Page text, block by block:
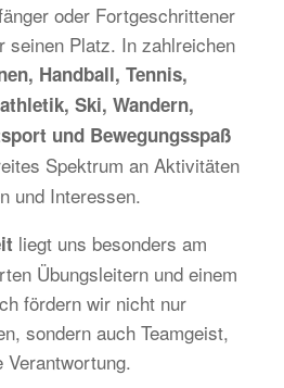
oder Fortgeschrittener
seinen Platz. In zahlreichen
Handball, Tennis,
Ski, Wandern,
und Bewegungsspaß
Spektrum an Aktivitäten
und Interessen.
liegt uns besonders am
Übungsleitern und einem
fördern wir nicht nur
sondern auch Teamgeist,
Verantwortung.